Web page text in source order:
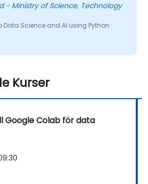
- Ministry of Science, Technology
Data Science and AI using Python
Kurser
Google Colab för data